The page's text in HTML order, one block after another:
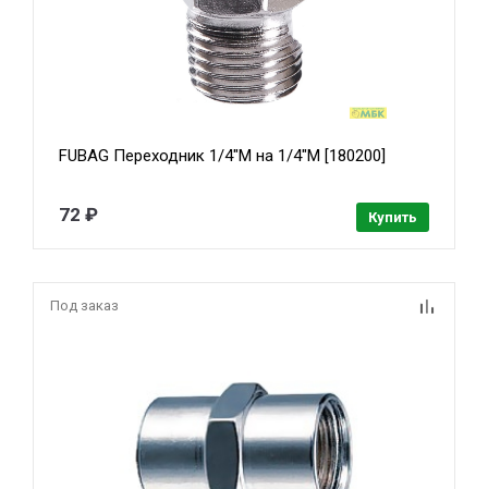
FUBAG Переходник 1/4"M на 1/4"М [180200]
72 ₽ Купить
Под заказ